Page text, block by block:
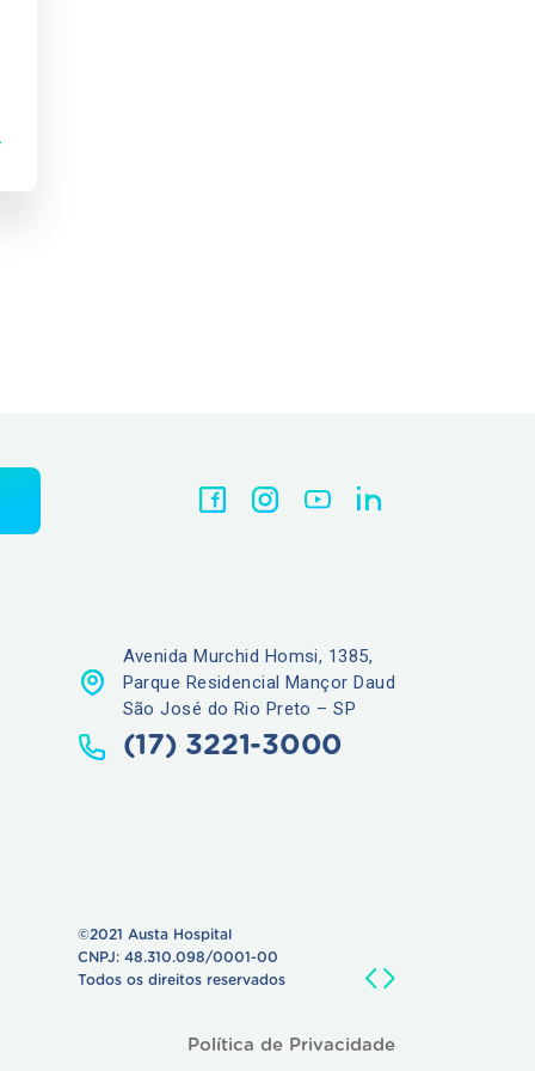
Avenida Murchid Homsi, 1385,
Parque Residencial Mançor Daud
São José do Rio Preto – SP
(17) 3221-3000
©2021 Austa Hospital
CNPJ: 48.310.098/0001-00
Todos os direitos reservados
Política de Privacidade